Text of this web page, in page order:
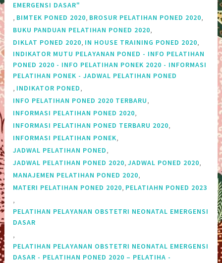
EMERGENSI DASAR"
, BIMTEK PONED 2020, BROSUR PELATIHAN PONED 2020,
BUKU PANDUAN PELATIHAN PONED 2020,
DIKLAT PONED 2020, IN HOUSE TRAINING PONED 2020,
INDIKATOR MUTU PELAYANAN PONED - INFO PELATIHAN
PONED 2020 - INFO PELATIHAN PONEK 2020 - INFORMASI
PELATIHAN PONEK - JADWAL PELATIHAN PONED
, INDIKATOR PONED,
INFO PELATIHAN PONED 2020 TERBARU,
INFORMASI PELATIHAN PONED 2020,
INFORMASI PELATIHAN PONED TERBARU 2020,
INFORMASI PELATIHAN PONEK,
JADWAL PELATIHAN PONED,
JADWAL PELATIHAN PONED 2020,JADWAL PONED 2020,
MANAJEMEN PELATIHAN PONED 2020,
MATERI PELATIHAN PONED 2020, PELATIAHN PONED 2023
,
PELATIHAN PELAYANAN OBSTETRI NEONATAL EMERGENSI
DASAR
,
PELATIHAN PELAYANAN OBSTETRI NEONATAL EMERGENSI
DASAR - PELATIHAN PONED 2020 – PELATIHA -